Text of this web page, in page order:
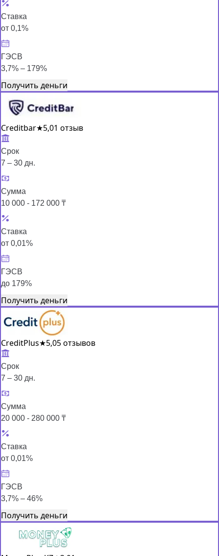
Ставка
от 0,1%
ГЭСВ
3,7% – 179%
Получить деньги
Creditbar★5,01 отзыв
Срок
7 – 30 дн.
Сумма
10 000 - 172 000 ₸
Ставка
от 0,01%
ГЭСВ
до 179%
Получить деньги
CreditPlus★5,05 отзывов
Срок
7 – 30 дн.
Сумма
20 000 - 280 000 ₸
Ставка
от 0,01%
ГЭСВ
3,7% – 46%
Получить деньги